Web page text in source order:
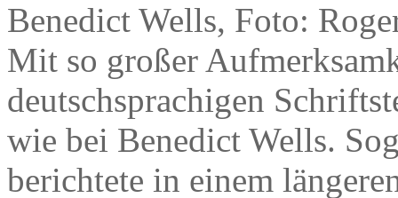
Benedict Wells, Foto:
Mit so großer
deutschsprachigen
wie bei Benedict Wells.
berichtete in einem